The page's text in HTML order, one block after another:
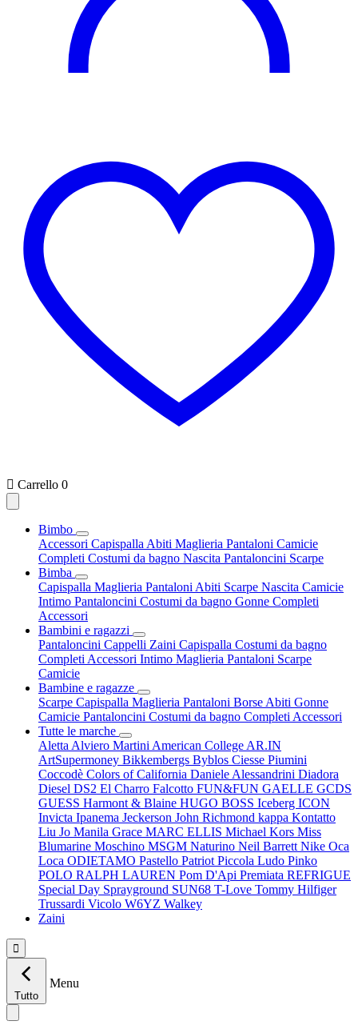
 Carrello 0
Bimbo
Accessori Capispalla Abiti Maglieria Pantaloni Camicie
Completi Costumi da bagno Nascita Pantaloncini Scarpe
Bimba
Capispalla Maglieria Pantaloni Abiti Scarpe Nascita Camicie
Intimo Pantaloncini Costumi da bagno Gonne Completi
Accessori
Bambini e ragazzi
Pantaloncini Cappelli Zaini Capispalla Costumi da bagno
Completi Accessori Intimo Maglieria Pantaloni Scarpe
Camicie
Bambine e ragazze
Scarpe Capispalla Maglieria Pantaloni Borse Abiti Gonne
Camicie Pantaloncini Costumi da bagno Completi Accessori
Tutte le marche
Aletta Alviero Martini American College AR.IN
ArtSupermoney Bikkembergs Byblos Ciesse Piumini
Coccodè Colors of California Daniele Alessandrini Diadora
Diesel DS2 El Charro Falcotto FUN&FUN GAELLE GCDS
GUESS Harmont & Blaine HUGO BOSS Iceberg ICON
Invicta Ipanema Jeckerson John Richmond kappa Kontatto
Liu Jo Manila Grace MARC ELLIS Michael Kors Miss
Blumarine Moschino MSGM Naturino Neil Barrett Nike Oca
Loca ODIETAMO Pastello Patriot Piccola Ludo Pinko
POLO RALPH LAUREN Pom D'Api Premiata REFRIGUE
Special Day Sprayground SUN68 T-Love Tommy Hilfiger
Trussardi Vicolo W6YZ Walkey
Zaini

Tutto
Menu